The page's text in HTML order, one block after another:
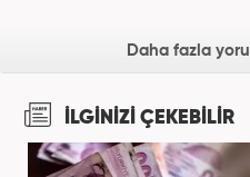
Daha fazla
İLGİNİZİ ÇEKEBİLİR